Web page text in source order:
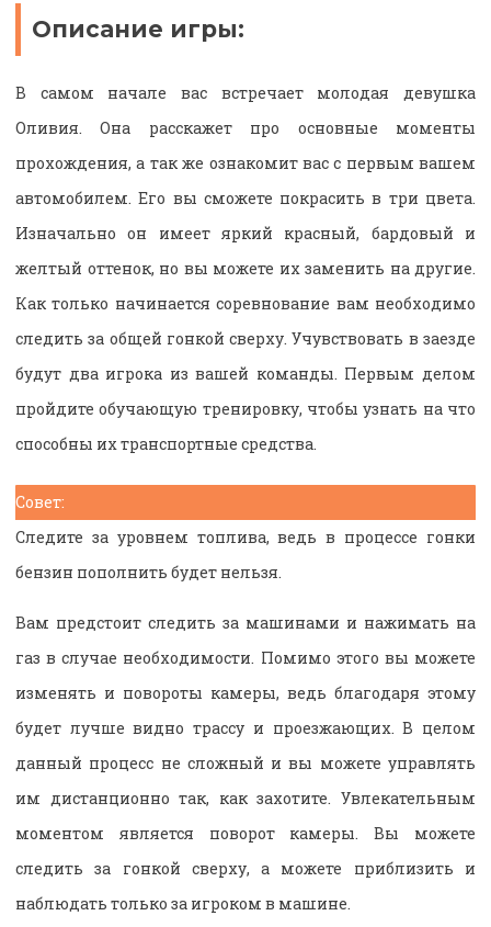
Описание игры:
В самом начале вас встречает молодая девушка
Оливия. Она расскажет про основные моменты
прохождения, а так же ознакомит вас с первым вашем
автомобилем. Его вы сможете покрасить в три цвета.
Изначально он имеет яркий красный, бардовый и
желтый оттенок, но вы можете их заменить на другие.
Как только начинается соревнование вам необходимо
следить за общей гонкой сверху. Учувствовать в заезде
будут два игрока из вашей команды. Первым делом
пройдите обучающую тренировку, чтобы узнать на что
способны их транспортные средства.
Совет:
Следите за уровнем топлива, ведь в процессе гонки
бензин пополнить будет нельзя.
Вам предстоит следить за машинами и нажимать на
газ в случае необходимости. Помимо этого вы можете
изменять и повороты камеры, ведь благодаря этому
будет лучше видно трассу и проезжающих. В целом
данный процесс не сложный и вы можете управлять
им дистанционно так, как захотите. Увлекательным
моментом является поворот камеры. Вы можете
следить за гонкой сверху, а можете приблизить и
наблюдать только за игроком в машине.